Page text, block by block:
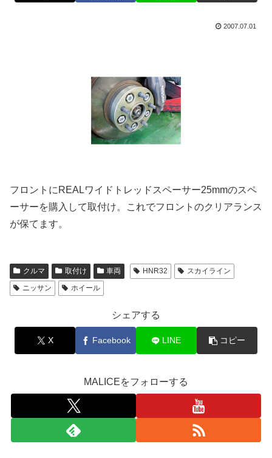
2007.07.01
フロントにREALワイドトレッドスペーサー25mmのスペ
ーサーを購入して取付け。これでフロントのクリアランス
が保てます。
クルマ 取付け 車両 HNR32
スカイライン
ニッサン
ホイール
シェアする
X Facebook LINE コピー
MALICEをフォローする